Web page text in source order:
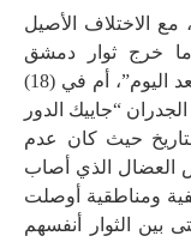
عندما بدأنا ثورتنا في شهر آذار عام 2011، مع الاختلاف الأصيل
(15) آذار، عندما خرج ثوار دمشق
العاصمة يصدحون عبارتهم “مافي خوف بعد اليوم”، أم في (18)
“جاييك الدور
حيث كان عدم
العضال الذي أصاب
ومناطقية أوصلت
بين الثوار أنفسهم